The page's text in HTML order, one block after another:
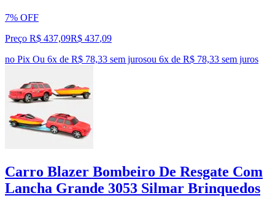
7% OFF
Preço R$ 437,09R$ 437,09
no Pix Ou 6x de R$ 78,33 sem jurosou 6x de R$ 78,33 sem juros
Carro Blazer Bombeiro De Resgate Com
Lancha Grande 3053 Silmar Brinquedos